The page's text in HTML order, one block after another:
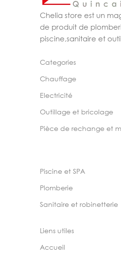
Chelia store est un
de produit de
piscine,sanitaire et
Categories
Chauffage
Electricité
Outillage et bricolage
Pièce de rechange et
Piscine et SPA
Plomberie
Sanitaire et robinetterie
Liens utiles
Accueil